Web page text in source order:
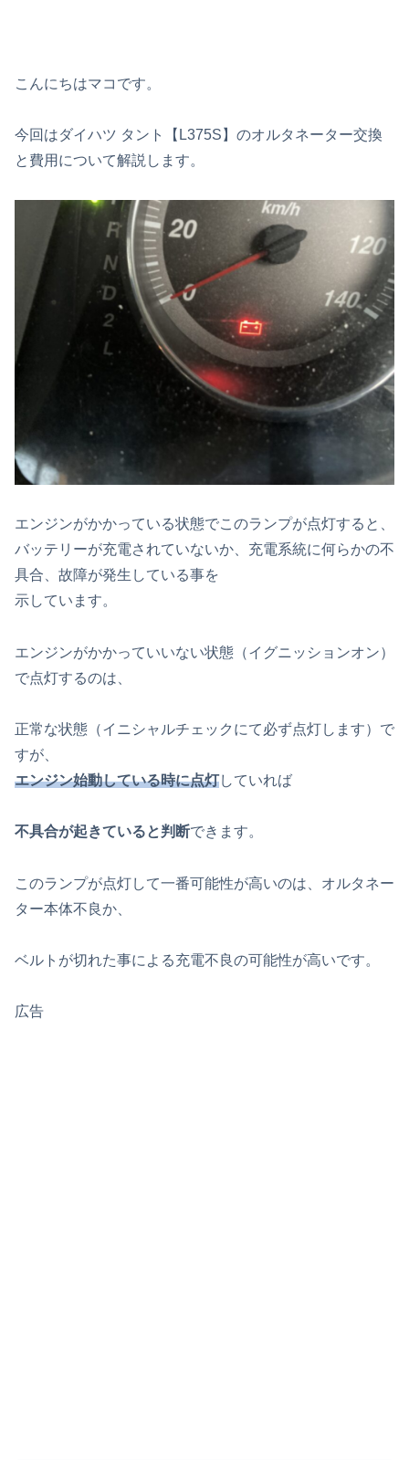
こんにちはマコです。
今回はダイハツ タント【L375S】のオルタネーター交換
と費用について解説します。
エンジンがかかっている状態でこのランプが点灯すると、
バッテリーが充電されていないか、充電系統に何らかの不
具合、故障が発生している事を
示しています。
エンジンがかかっていいない状態（イグニッションオン）
で点灯するのは、
正常な状態（イニシャルチェックにて必ず点灯します）で
すが、
エンジン始動している時に点灯していれば
不具合が起きていると判断できます。
このランプが点灯して一番可能性が高いのは、オルタネー
ター本体不良か、
ベルトが切れた事による充電不良の可能性が高いです。
広告